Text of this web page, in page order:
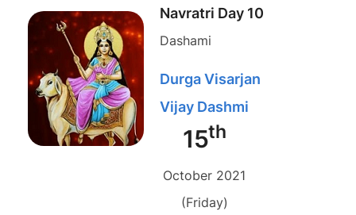
Navratri Day 10
Dashami
Durga Visarjan
Vijay Dashmi
15th
October 2021
(Friday)